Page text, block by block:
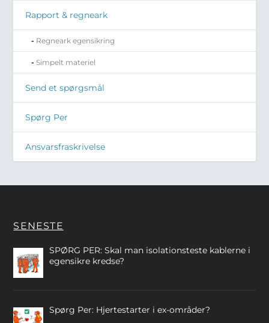
Rapport & regneark
Regneark egensikring
Simpelt materiel
Send et spørgsmål
Spørg Per
Ansvarsfraskrivelse
SENESTE
SPØRG PER: Skal man isolationsteste kablerne i
egensikre kredse?
Spørg Per: Hjertestarter i ex-områder?